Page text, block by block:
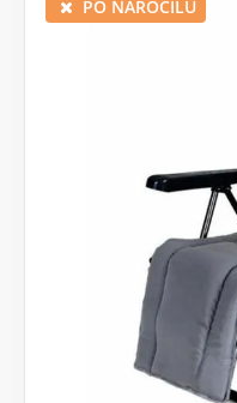
PO NAROČILU